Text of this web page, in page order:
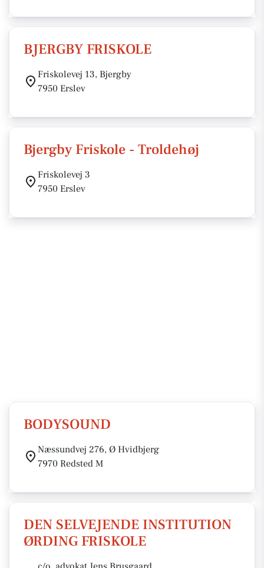
BJERGBY FRISKOLE
Friskolevej 13, Bjergby
7950 Erslev
Bjergby Friskole - Troldehøj
Friskolevej 3
7950 Erslev
BODYSOUND
Næssundvej 276, Ø Hvidbjerg
7970 Redsted M
DEN SELVEJENDE INSTITUTION
ØRDING FRISKOLE